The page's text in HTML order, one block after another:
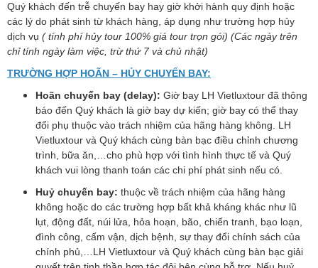
Quý khách đến trễ chuyến bay hay giờ khởi hành quy định hoặc
các lý do phát sinh từ khách hàng, áp dụng như trường hợp hủy
dịch vụ ( tính phí hủy tour 100% giá tour trọn gói) (Các ngày trên
chỉ tính ngày làm việc, trừ thứ 7 và chủ nhật)
TRƯỜNG HỢP HOÃN – HỦY CHUYẾN BAY:
Hoãn chuyến bay (delay): Giờ bay LH Vietluxtour đã thông
báo đến Quý khách là giờ bay dự kiến; giờ bay có thể thay
đổi phụ thuộc vào trách nhiệm của hãng hàng không. LH
Vietluxtour và Quý khách cùng bàn bạc điều chỉnh chương
trình, bữa ăn,…cho phù hợp với tình hình thực tế và Quý
khách vui lòng thanh toán các chi phí phát sinh nếu có.
Huỷ chuyến bay: thuộc về trách nhiệm của hãng hàng
không hoặc do các trường hợp bất khả kháng khác như lũ
lụt, động đất, núi lửa, hỏa hoạn, bão, chiến tranh, bạo loạn,
đình công, cấm vận, dịch bệnh, sự thay đổi chính sách của
chính phủ,…LH Vietluxtour và Quý khách cùng bàn bạc giải